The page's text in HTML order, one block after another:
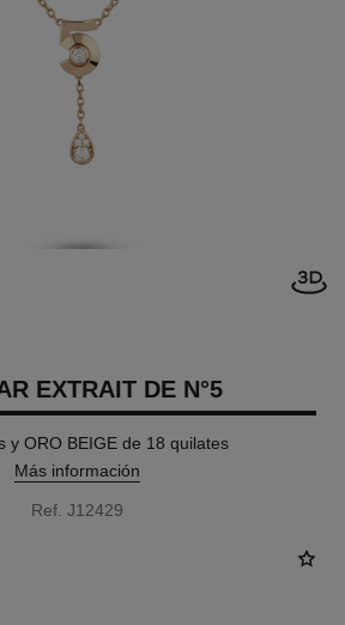
EXTRAIT DE N°5
y ORO BEIGE de 18 quilates
Más información
Ref. J12429